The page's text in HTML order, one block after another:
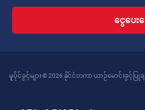
ငွေပေးခ
မူပိုင်ခွင့်များ © 2026 နိုင်ငံတကာ ယာဉ်မောင်းခွ